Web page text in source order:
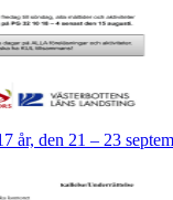
år, den 21 – 23